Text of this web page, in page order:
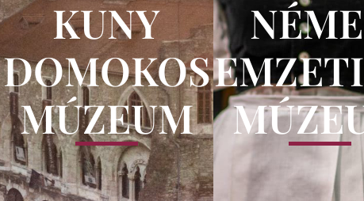
KUNY
DOMOKOS
MÚZEUM